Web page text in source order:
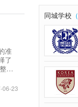
准
了
理
06-23
同城学校